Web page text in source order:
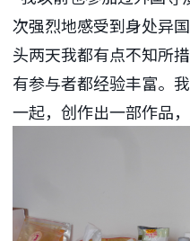
次强烈地感受到身处异
头两天我都有点不知所
有参与者都经验丰富。
一起，创作出一部作品